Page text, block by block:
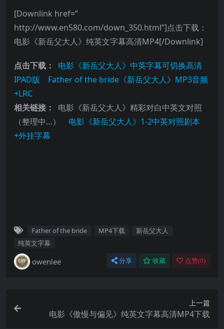
[Downlink href=”
http://www.en580.com/down_350.html”]点击下载：
电影《新岳父大人》纯英文字幕高清MP4[/Downlink]
点击下载：
电影《新岳父大人》中英字幕可切换高清
IPAD版
Father of the bride《新岳父大人》MP3音频
+LRC
相关链接：
电影《新岳父大人》精彩对白中英文对照
（整理中…）
电影《新岳父大人》1-2中英对照剧本
+外挂字幕
Father of the bride MP4下载
新岳父大人
纯英文字幕
owenlee 分享 收藏 点赞(0)
上一篇
电影《傲慢与偏见》纯英文字幕高清MP4下载